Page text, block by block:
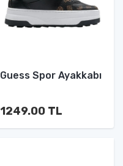
Guess Spor Ayakkabı
1249.00 TL